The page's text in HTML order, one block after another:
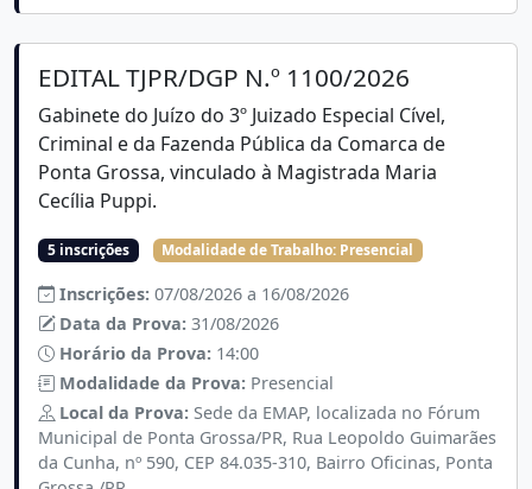
EDITAL TJPR/DGP N.º 1100/2026
Gabinete do Juízo do 3º Juizado Especial Cível,
Criminal e da Fazenda Pública da Comarca de
Ponta Grossa, vinculado à Magistrada Maria
Cecília Puppi.
5 inscrições Modalidade de Trabalho: Presencial
Inscrições: 07/08/2026 a 16/08/2026
Data da Prova: 31/08/2026
Horário da Prova: 14:00
Modalidade da Prova: Presencial
Local da Prova: Sede da EMAP, localizada no Fórum
Municipal de Ponta Grossa/PR, Rua Leopoldo Guimarães
da Cunha, nº 590, CEP 84.035-310, Bairro Oficinas, Ponta